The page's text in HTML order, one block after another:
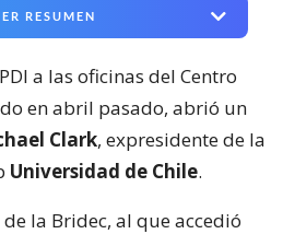
RESUMEN
a las oficinas del Centro
en abril pasado, abrió un
Clark, expresidente de la
Universidad de Chile.
la Bridec, al que accedió